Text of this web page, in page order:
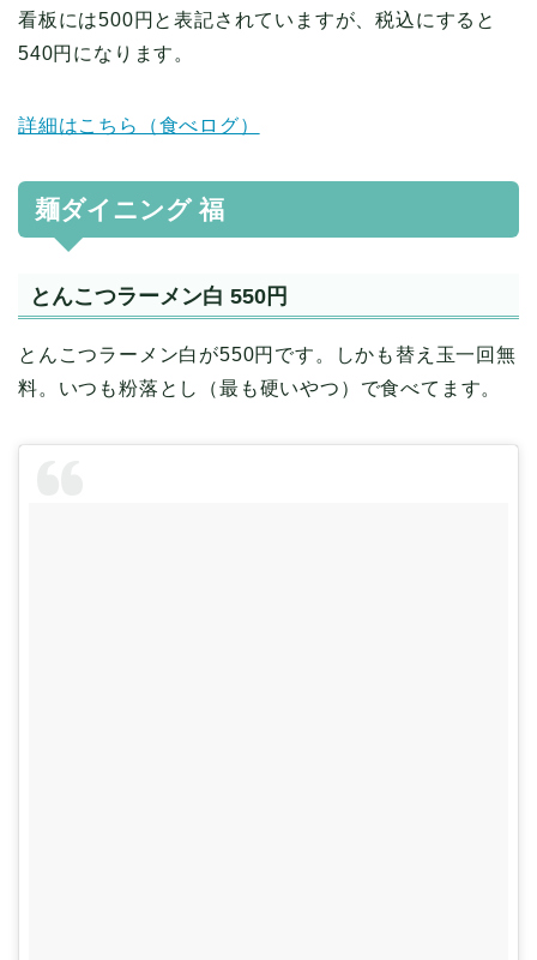
看板には500円と表記されていますが、税込にすると
540円になります。
詳細はこちら（食べログ）
麺ダイニング 福
とんこつラーメン白 550円
とんこつラーメン白が550円です。しかも替え玉一回無
料。いつも粉落とし（最も硬いやつ）で食べてます。